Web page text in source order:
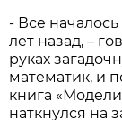
- Все
лет назад, –
руках
математик, и
книга
наткнулся на